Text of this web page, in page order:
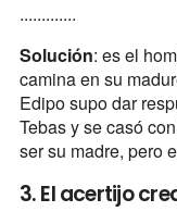
.............
Solución: es el
camina en su
Edipo supo dar
Tebas y se casó
ser su madre, pero
3. El acertijo